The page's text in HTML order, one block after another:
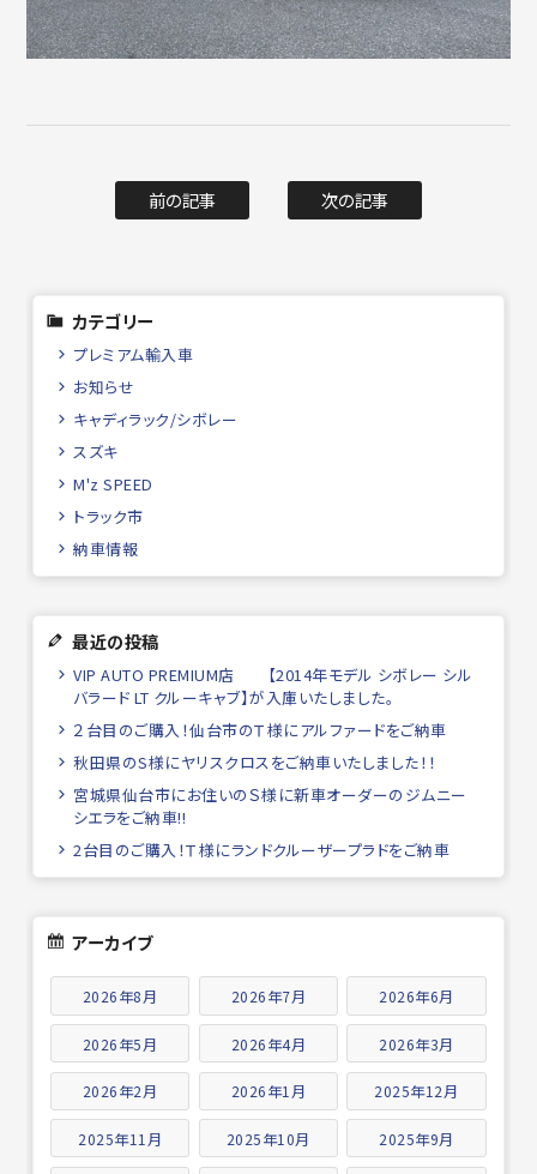
前の記事 次の記事
カテゴリー
プレミアム輸入車
お知らせ
キャディラック/シボレー
スズキ
M'z SPEED
トラック市
納車情報
最近の投稿
VIP AUTO PREMIUM店 【2014年モデル シボレー シル
バラード LT クルーキャブ】が入庫いたしました。
２台目のご購入！仙台市のＴ様にアルファードをご納車
秋田県のS様にヤリスクロスをご納車いたしました！！
宮城県仙台市にお住いのＳ様に新車オーダーのジムニー
シエラをご納車!!
2台目のご購入！Ｔ様にランドクルーザープラドをご納車
アーカイブ
2026年8月 2026年7月 2026年6月
2026年5月 2026年4月 2026年3月
2026年2月 2026年1月 2025年12月
2025年11月 2025年10月 2025年9月